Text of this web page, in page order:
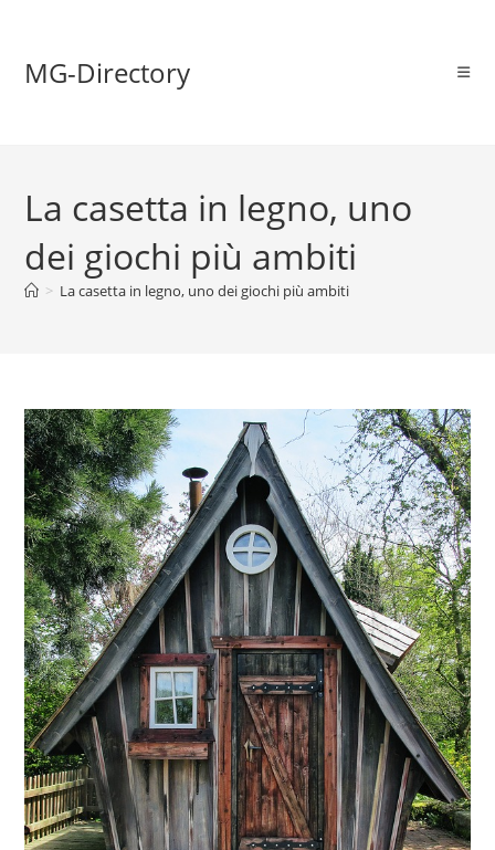
MG-Directory
La casetta in legno, uno
dei giochi più ambiti
> La casetta in legno, uno dei giochi più ambiti